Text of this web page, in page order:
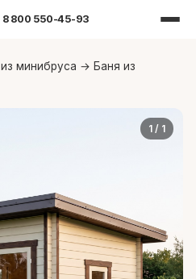
8 800 550-45-93
минибруса → Баня из
1 / 1